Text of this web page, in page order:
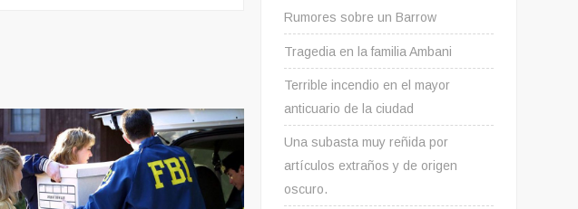
en
el
museo
Leystan
Rumores sobre un Barrow
Tragedia en la familia Ambani
Terrible incendio en el mayor
anticuario de la ciudad
Una subasta muy reñida por
artículos extraños y de origen
oscuro.